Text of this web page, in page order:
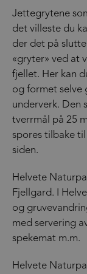
Jettegrytene
det villeste du
der det på
«gryter» ved at
fjellet. Her kan
og formet selve
underverk. Den
tverrmål på 25
spores tilbake
siden.
Helvete
Fjellgard. I
og
med servering
spekemat m.m.
Helvete